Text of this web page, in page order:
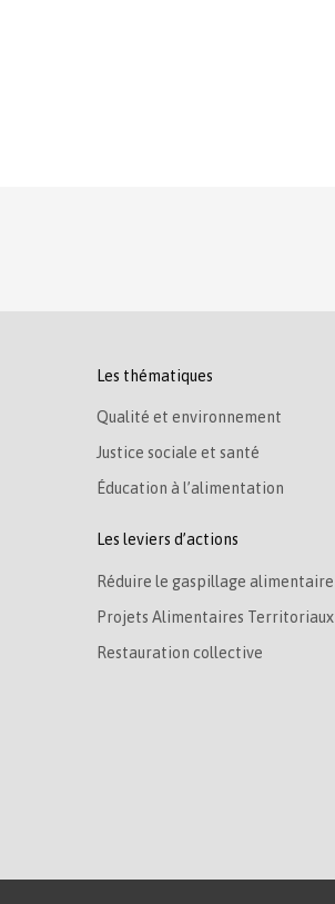
Les thématiques
Qualité et environnement
Justice sociale et santé
Éducation à l’alimentation
Les leviers d’actions
Réduire le gaspillage alimentaire
Projets Alimentaires Territoriaux
Restauration collective